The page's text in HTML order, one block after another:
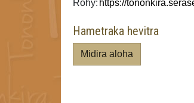
Rohy:
Hametraka hevitra
Midira aloha